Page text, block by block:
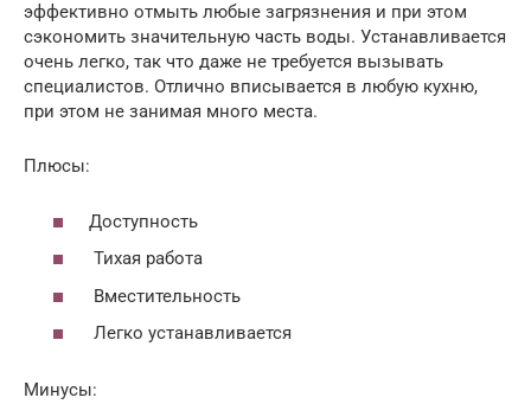
эффективно отмыть любые загрязнения и при этом
сэкономить значительную часть воды. Устанавливается
очень легко, так что даже не требуется вызывать
специалистов. Отлично вписывается в любую кухню,
при этом не занимая много места.
Плюсы:
Доступность
Тихая работа
Вместительность
Легко устанавливается
Минусы: